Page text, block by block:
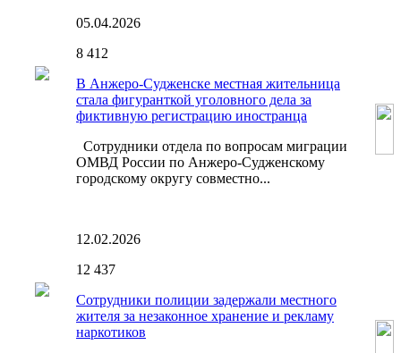
05.04.2026
8 412
В Анжеро-Судженске местная жительница
стала фигуранткой уголовного дела за
фиктивную регистрацию иностранца
Сотрудники отдела по вопросам миграции
ОМВД России по Анжеро-Судженскому
городскому округу совместно...
12.02.2026
12 437
Сотрудники полиции задержали местного
жителя за незаконное хранение и рекламу
наркотиков